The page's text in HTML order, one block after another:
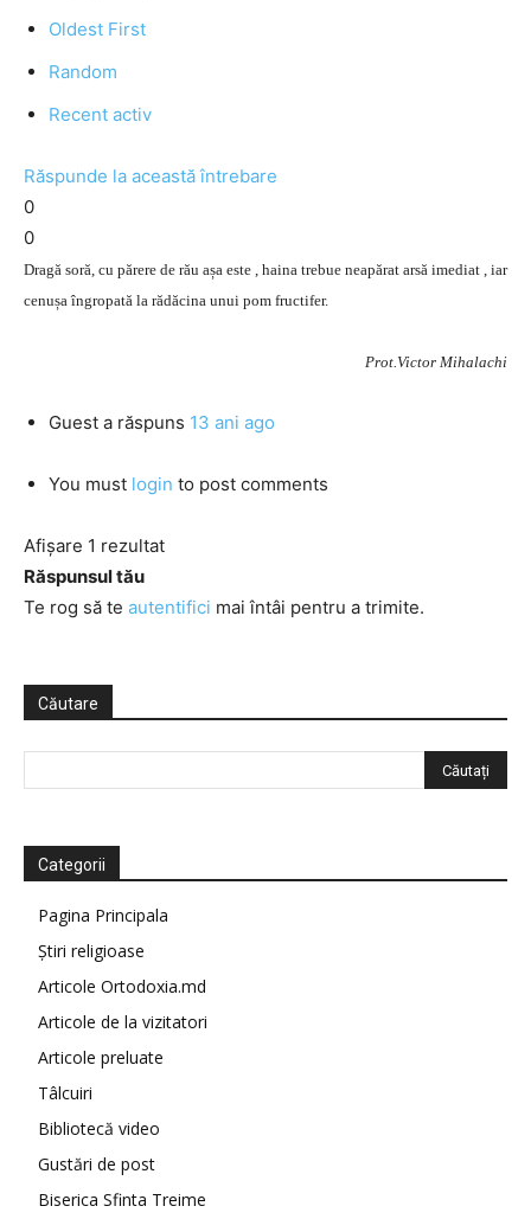
Oldest First
Random
Recent activ
Răspunde la această întrebare
0
0
Dragă soră, cu părere de rău așa este , haina trebue neapărat arsă imediat , iar
cenușa îngropată la rădăcina unui pom fructifer.
Prot.Victor Mihalachi
Guest a răspuns 13 ani ago
You must login to post comments
Afișare 1 rezultat
Răspunsul tău
Te rog să te autentifici mai întâi pentru a trimite.
Căutare
Categorii
Pagina Principala
Știri religioase
Articole Ortodoxia.md
Articole de la vizitatori
Articole preluate
Tâlcuiri
Bibliotecă video
Gustări de post
Biserica Sfinta Treime